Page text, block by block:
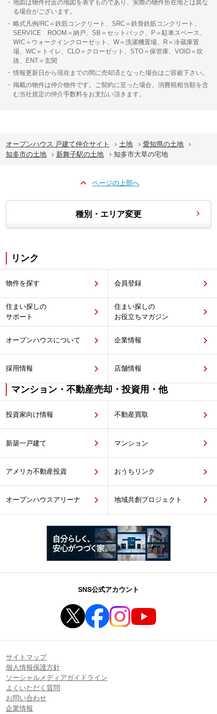
地図は物件付近の地図を表すものであり、実際の物件所在地とは異な
る場合がございます。
略式凡例/RC＝鉄筋コンクリート、SRC＝鉄骨鉄筋コンクリート、
SERVICE ROOM＝納戸、SB＝セットバック、P＝駐車スペース、
WIC＝ウォークインクローゼット、W＝洗濯機置場、R＝冷蔵庫置
場、WC＝トイレ、CLO＝クローゼット、STO＝保管庫、VOID＝吹
抜、ENT＝玄関
情報更新日から現在までの間に売却済となった場合はご容赦下さい。
掲載の物件は仲介物件です。ご契約に至った場合、消費税相当額を含
む当社規定の仲介手数料をお支払い頂きます。
オープンハウス 戸建て仲介サイト 土地
愛知県の土地
知多市の土地
新舞子駅の土地 知多市大草の宅地
ページの上部へ
種別・エリア変更
リンク
物件を探す 会員登録
住まい探しの
サポート
住まい探しの
お役立ちマガジン
オープンハウスについて 企業情報
採用情報 店舗情報
マンション・不動産売却・投資用・他
投資家向け情報 不動産買取
新築一戸建て マンション
アメリカ不動産投資 おうちリンク
オープンハウスアリーナ 地域共創プロジェクト
SNS公式アカウント
サイトマップ
個人情報保護方針
ソーシャルメディアガイドライン
よくいただく質問
お問い合わせ
企業情報